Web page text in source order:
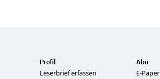
Profil
Leserbrief erfassen
Abo
E-Paper